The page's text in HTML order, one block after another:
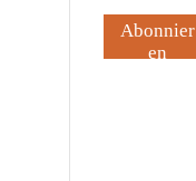
Abonnier
en